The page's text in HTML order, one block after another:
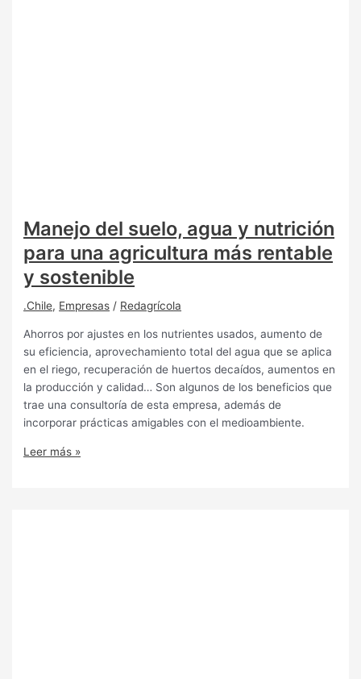
Manejo del suelo, agua y nutrición
para una agricultura más rentable
y sostenible
.Chile, Empresas / Redagrícola
Ahorros por ajustes en los nutrientes usados, aumento de
su eficiencia, aprovechamiento total del agua que se aplica
en el riego, recuperación de huertos decaídos, aumentos en
la producción y calidad… Son algunos de los beneficios que
trae una consultoría de esta empresa, además de
incorporar prácticas amigables con el medioambiente.
Leer más »